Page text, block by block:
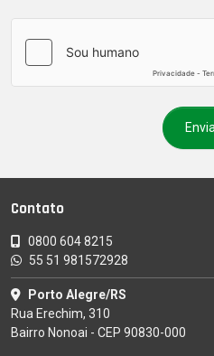
Contato
0800 604 8215
55 51 981572928
Porto Alegre/RS
Rua Erechim, 310
Bairro Nonoai - CEP 90830-000